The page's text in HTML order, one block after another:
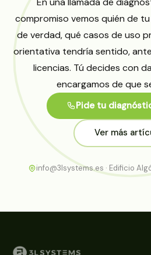
compromiso vemos quién de
de verdad, qué casos de uso
orientativa tendría sentido,
licencias. Tú decides con
encargamos de que
Pide tu
Ver más
info@3lsystems.es · Edificio